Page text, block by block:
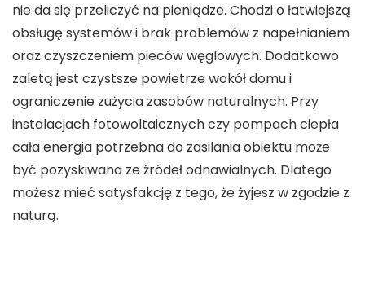
nie da się przeliczyć na pieniądze. Chodzi o łatwiejszą
obsługę systemów i brak problemów z napełnianiem
oraz czyszczeniem pieców węglowych. Dodatkowo
zaletą jest czystsze powietrze wokół domu i
ograniczenie zużycia zasobów naturalnych. Przy
instalacjach fotowoltaicznych czy pompach ciepła
cała energia potrzebna do zasilania obiektu może
być pozyskiwana ze źródeł odnawialnych. Dlatego
możesz mieć satysfakcję z tego, że żyjesz w zgodzie z
naturą.